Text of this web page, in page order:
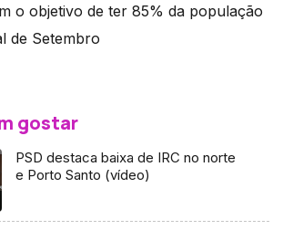
o objetivo de ter 85% da população
de Setembro
gostar
PSD destaca baixa de IRC no norte
e Porto Santo (vídeo)